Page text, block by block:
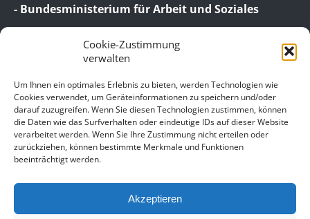
Cookie-Zustimmung
verwalten
Um Ihnen ein optimales Erlebnis zu bieten, werden Technologien wie
Cookies verwendet, um Geräteinformationen zu speichern und/oder
darauf zuzugreifen. Wenn Sie diesen Technologien zustimmen, können
die Daten wie das Surfverhalten oder eindeutige IDs auf dieser Website
verarbeitet werden. Wenn Sie Ihre Zustimmung nicht erteilen oder
zurückziehen, können bestimmte Merkmale und Funktionen
beeinträchtigt werden.
Akzeptieren
- Bundesministerium für Arbeit und Soziales
© 2026 Birgit Wagner – Coaching | Beratung |
Supervision
Datenschutz
Allgemeine Geschäftsbedingungen für meine